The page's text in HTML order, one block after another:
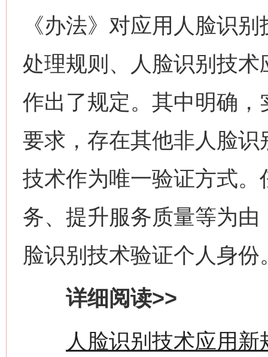
《办法》对应用人脸识
处理规则、人脸识别技
作出了规定。其中明确
要求，存在其他非人脸
技术作为唯一验证方式
务、提升服务质量等为
脸识别技术验证个人身份
详细阅读>>
人脸识别技术应用